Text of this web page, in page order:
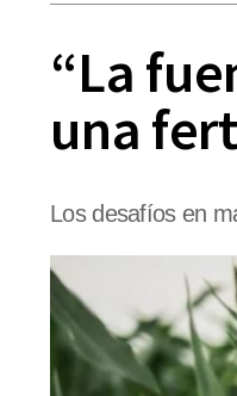
“La
una
Los desafíos en